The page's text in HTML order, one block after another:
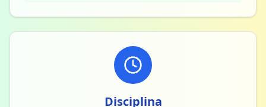
Disciplina